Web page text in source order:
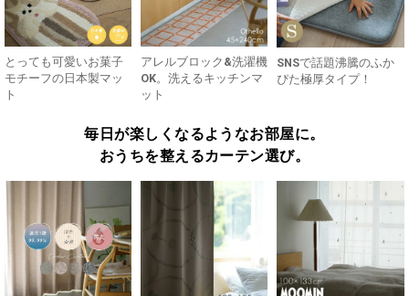
とっても可愛いお菓子
モチーフの日本製マッ
ト
アレルブロック&洗濯機
OK。洗えるキッチンマ
ット
SNSで話題沸騰のふか
ぴた極厚タイプ！
毎日が楽しくなるようなお部屋に。
おうちを整えるカーテン選び。